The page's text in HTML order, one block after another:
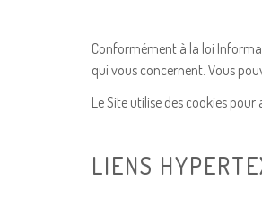
Conformément à la loi
qui vous concernent. Vous
Le Site utilise des cookies
LIENS